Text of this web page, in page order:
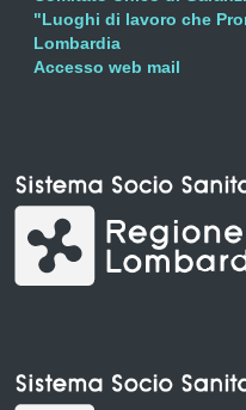
"Luoghi di lavoro che
Lombardia
Accesso web mail